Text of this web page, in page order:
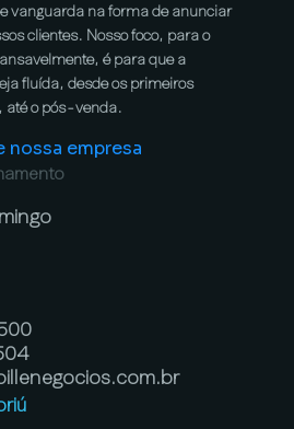
vanguarda na forma de anunciar
clientes. Nosso foco, para o
é para que a
fluída, desde os primeiros
até o pós-venda.
nossa empresa